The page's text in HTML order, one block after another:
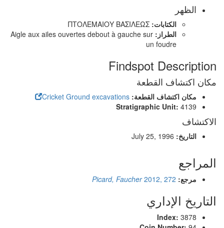
الظهر
الكتابات: ΠΤΟΛΕΜΑΙΟΥ ΒΑΣΙΛΕΩΣ
الطراز: Aigle aux ailes ouvertes debout à gauche sur
un foudre
Findspot Description
مكان اكتشاف القطعة
مكان اكتشاف القطعة: Cricket Ground excavations
Stratigraphic Unit: 4139
الاكتشاف
التاريخ: July 25, 1996
المراجع
مرجع: Picard, Faucher2012, 272
التاريخ الإداري
Index: 3878